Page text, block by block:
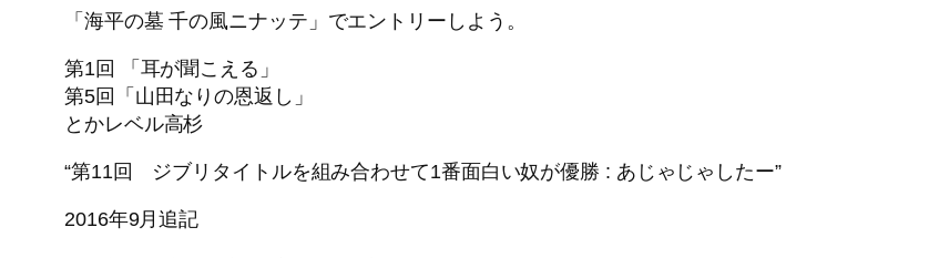
「海平の墓 千の風ニナッテ」でエントリーしよう。
第1回 「耳が聞こえる」
第5回「山田なりの恩返し」
とかレベル高杉
“第11回 ジブリタイトルを組み合わせて1番面白い奴が優勝 : あじゃじゃしたー”
2016年9月追記